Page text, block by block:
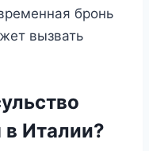
бронь
вызвать
Италии?